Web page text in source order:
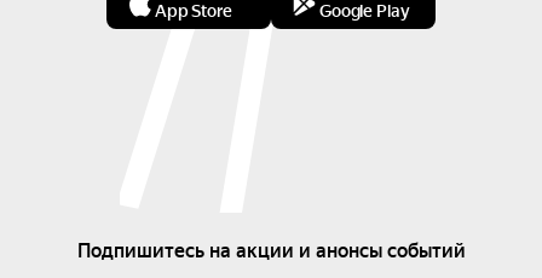
App Store Google Play
Подпишитесь на акции и анонсы событий